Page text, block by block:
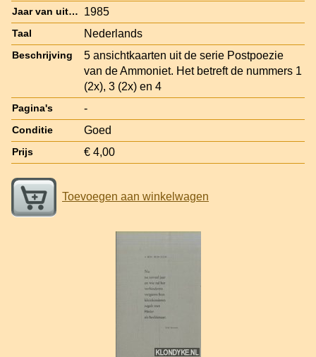
Jaar van uitgave 1985
Taal Nederlands
Beschrijving
5 ansichtkaarten uit de serie Postpoezie
van de Ammoniet. Het betreft de nummers 1
(2x), 3 (2x) en 4
Pagina's -
Conditie Goed
Prijs € 4,00
Toevoegen aan winkelwagen